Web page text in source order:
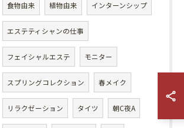
食物由来 植物由来 インターンシップ
エステティシャンの仕事
フェイシャルエステ モニター
スプリングコレクション 春メイク
リラクゼーション タイツ 朝C夜A